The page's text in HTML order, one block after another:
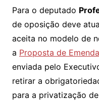
Para o deputado
de oposição deve
aceita no modelo de
a Proposta de
enviada pelo
retirar a
para a privatização